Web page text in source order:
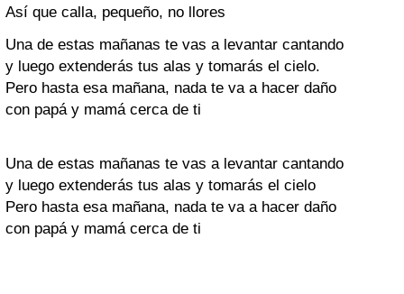
Así que calla, pequeño, no llores
Una de estas mañanas te vas a levantar cantando
y luego extenderás tus alas y tomarás el cielo.
Pero hasta esa mañana, nada te va a hacer daño
con papá y mamá cerca de ti
Una de estas mañanas te vas a levantar cantando
y luego extenderás tus alas y tomarás el cielo
Pero hasta esa mañana, nada te va a hacer daño
con papá y mamá cerca de ti